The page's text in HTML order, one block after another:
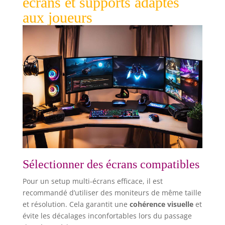
que vous obtenez] Une chaise de bureau
ergonomique avec une surface PU résistante à
l'usure et facile à nettoyer qui s'adapte à votre
maison ou votre bureau. Avec elle, gardez votre
corps et votre esprit détendus !
aux joueurs
Sélectionner des écrans compatibles
Pour un setup multi-écrans efficace, il est
recommandé d’utiliser des moniteurs de même taille
et résolution. Cela garantit une cohérence visuelleet
évite les décalages inconfortables lors du passage